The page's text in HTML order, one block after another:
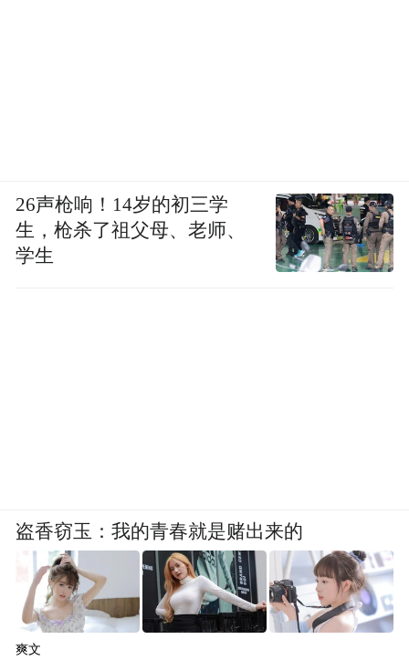
26声枪响！14岁的初三学
生，枪杀了祖父母、老师、
学生
盗香窃玉：我的青春就是赌出来的
爽文